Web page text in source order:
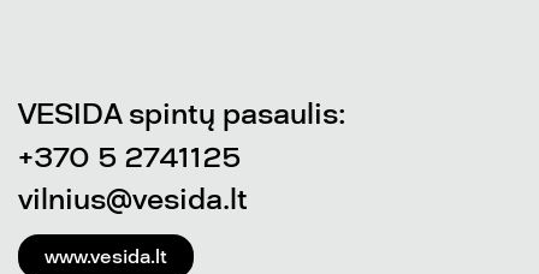
VESIDA spintų pasaulis:
+370 5 2741125
vilnius@vesida.lt
www.vesida.lt